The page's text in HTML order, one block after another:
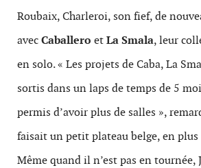
Roubaix, Charleroi, son fief, de
avecCaballero etLa Smala, leur
en solo. « Les projets de Caba, La
sortis dans un laps de temps de 5
permis d’avoir plus de salles »,
faisait un petit plateau belge, en plus
Même quand il n’est pas en tournée,